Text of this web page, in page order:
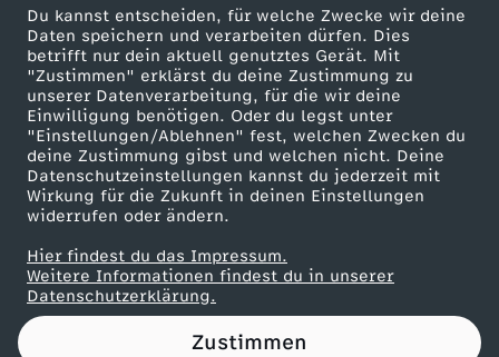
Du kannst entscheiden, für welche Zwecke wir deine
Daten speichern und verarbeiten dürfen. Dies
betrifft nur dein aktuell genutztes Gerät. Mit
"Zustimmen" erklärst du deine Zustimmung zu
unserer Datenverarbeitung, für die wir deine
Einwilligung benötigen. Oder du legst unter
"Einstellungen/Ablehnen" fest, welchen Zwecken du
deine Zustimmung gibst und welchen nicht. Deine
Datenschutzeinstellungen kannst du jederzeit mit
Wirkung für die Zukunft in deinen Einstellungen
widerrufen oder ändern.
Hier findest du das Impressum.
Weitere Informationen findest du in unserer
Datenschutzerklärung.
Zustimmen
m
1
5
.
J
a
ZDF goes Schule
Werbefernsehen
Mainzelmännchen
Partner